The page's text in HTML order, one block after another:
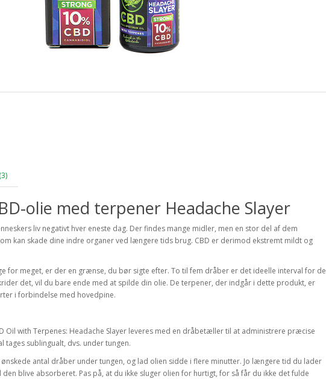
olie med terpener Headache Slayer
liv negativt hver eneste dag. Der findes mange midler, men en stor del af dem
kan skade dine indre organer ved længere tids brug. CBD er derimod ekstremt mildt og
for meget, er der en grænse, du bør sigte efter. To til fem dråber er det ideelle interval for de
det, vil du bare ende med at spilde din olie. De terpener, der indgår i dette produkt, er
i forbindelse med hovedpine.
Oil with Terpenes: Headache Slayer leveres med en dråbetæller til at administrere præcise
tages sublingualt, dvs. under tungen.
antal dråber under tungen, og lad olien sidde i flere minutter. Jo længere tid du lader
blive absorberet. Pas på, at du ikke sluger olien for hurtigt, for så får du ikke det fulde